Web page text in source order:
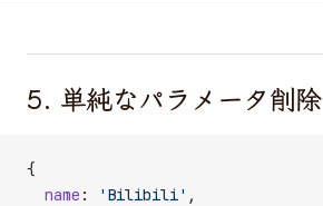
5. 単純なパラメータ削除
{
  name
: 'Bilibili' ,